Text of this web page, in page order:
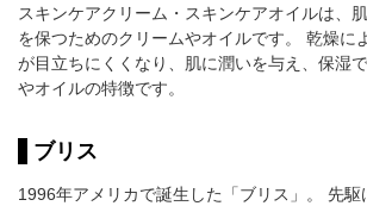
スキンケアクリーム・スキンケアオイルは、
を保つためのクリームやオイルです。 乾燥に
が目立ちにくくなり、肌に潤いを与え、保湿
やオイルの特徴です。
ブリス
1996年アメリカで誕生した「ブリス」。 先駆